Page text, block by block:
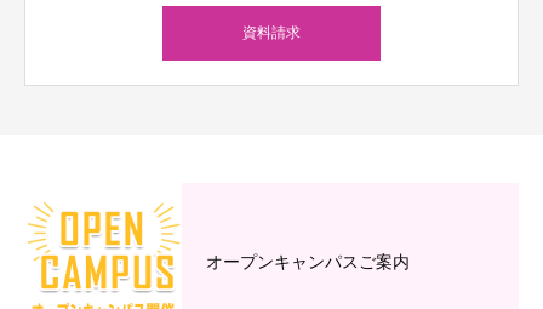
資料請求
オープンキャンパスご案内